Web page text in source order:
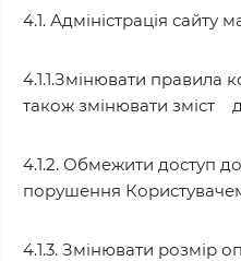
4.1. Адміністрація сайту
4.1.1.Змінювати правила
також змінювати зміст
4.1.2. Обмежити доступ
порушення
4.1.3. Змінювати розмір